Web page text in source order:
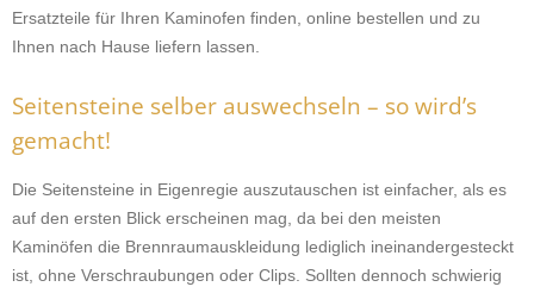
Ersatzteile für Ihren Kaminofen finden, online bestellen und zu
Ihnen nach Hause liefern lassen.
Seitensteine selber auswechseln – so wird’s
gemacht!
Die Seitensteine in Eigenregie auszutauschen ist einfacher, als es
auf den ersten Blick erscheinen mag, da bei den meisten
Kaminöfen die Brennraumauskleidung lediglich ineinandergesteckt
ist, ohne Verschraubungen oder Clips. Sollten dennoch schwierig